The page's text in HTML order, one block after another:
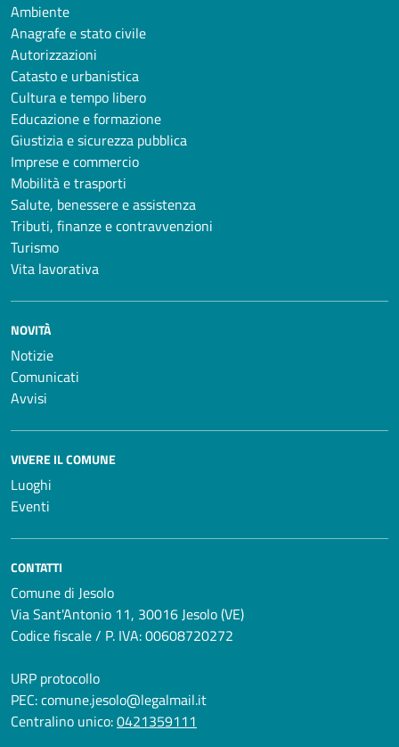
Ambiente
Anagrafe e stato civile
Autorizzazioni
Catasto e urbanistica
Cultura e tempo libero
Educazione e formazione
Giustizia e sicurezza pubblica
Imprese e commercio
Mobilità e trasporti
Salute, benessere e assistenza
Tributi, finanze e contravvenzioni
Turismo
Vita lavorativa
NOVITÀ
Notizie
Comunicati
Avvisi
VIVERE IL COMUNE
Luoghi
Eventi
CONTATTI
Comune di Jesolo
Via Sant'Antonio 11, 30016 Jesolo (VE)
Codice fiscale / P. IVA: 00608720272
URP protocollo
PEC:comune.jesolo@legalmail.it
Centralino unico:0421359111